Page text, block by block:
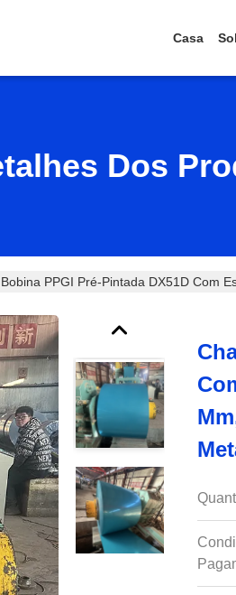
Casa
Dos
PPGI Pré-Pintada DX51D Com